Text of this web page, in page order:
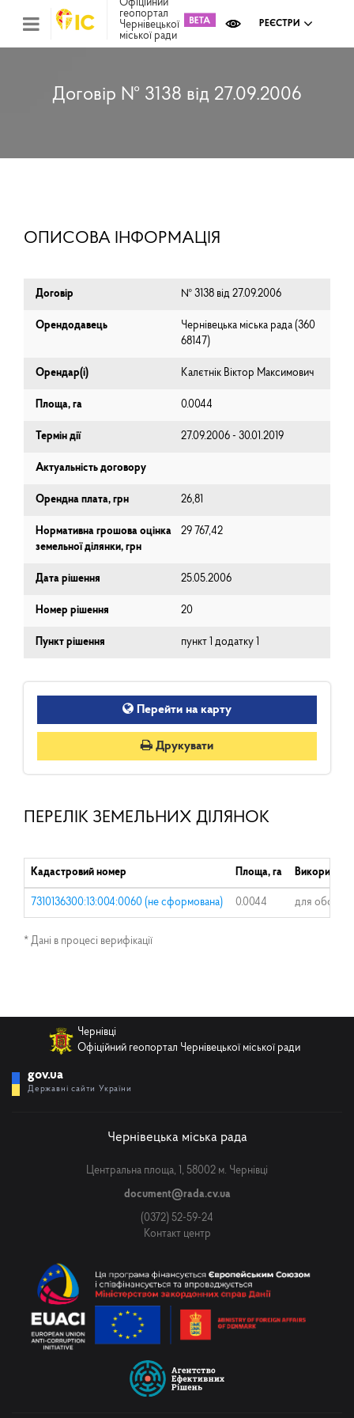
Офіційний
геопортал
Чернівецької
міської ради
РЕЄСТРИ
Договір № 3138 від 27.09.2006
ОПИСОВА ІНФОРМАЦІЯ
Договір № 3138 від 27.09.2006
Орендодавець
Чернівецька міська рада (⁨360
68147⁩)
Орендар(і) Калєтнік Віктор Максимович
Площа, га 0.0044
Термін дії 27.09.2006 - 30.01.2019
Актуальність договору
Орендна плата, грн 26,81
Нормативна грошова оцінка
земельної ділянки, грн
29 767,42
Дата рішення 25.05.2006
Номер рішення 20
Пункт рішення пункт 1 додатку 1
Перейти на карту
Друкувати
ПЕРЕЛІК ЗЕМЕЛЬНИХ ДІЛЯНОК
Кадастровий номер Площа, га
7310136300:13:004:0060 (не сформована) 0.0044 для
* Дані в процесі верифікації
Чернівці
Офіційний геопортал Чернівецької міської ради
gov.ua
Державні сайти України
Чернівецька міська рада
Центральна площа, 1, 58002 м. Чернівці
document@rada.cv.ua
(0372) 52-59-24
Контакт центр